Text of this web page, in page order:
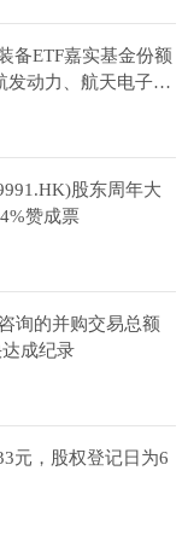
备ETF嘉实基金份额
发动力、航天电子、
股东周年大
赞成票
询的并购交易总额
成纪录
元，股权登记日为6